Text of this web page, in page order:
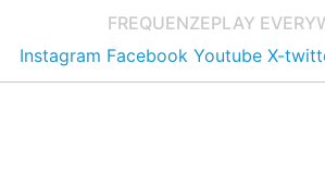
FREQUENZEPLAY
Instagram Facebook Youtube X-